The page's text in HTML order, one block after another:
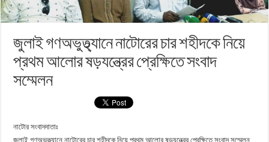
জুলাই গণঅভুত্থ্যানে নাটোরের চার শহীদকে নিয়ে
প্রথম আলোর ষড়যন্ত্রের প্রেক্ষিতে সংবাদ
সম্মেলন
নাটোর সংবাদদাতাঃ
জুলাই গণঅভুত্থ্যানে নাটোরের চার শহীদকে নিয়ে প্রথম আলোর ষড়যন্ত্রের প্রেক্ষিতে সংবাদ সম্মেলন